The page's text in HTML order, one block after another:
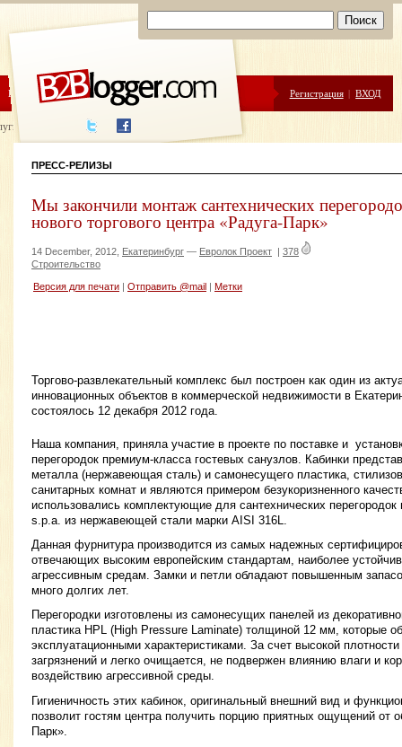
ЦЕНЫ ПОМОЩЬ Регистрация | ВХОД
написания
ПРЕСС-РЕЛИЗЫ
Мы закончили монтаж сантехнических
нового торгового центра «Радуга-Парк»
14 December, 2012, Екатеринбург — Евролок Проект | 378
Строительство
Версия для печати Отправить @mail Метки
Торгово-развлекательный комплекс был построен как один из
инновационных объектов в коммерческой недвижимости в
состоялось 12 декабря 2012 года.
Наша компания, приняла участие в проекте по поставке и
перегородок премиум-класса гостевых санузлов. Кабинки
металла (нержавеющая сталь) и самонесущего пластика,
санитарных комнат и являются примером безукоризненного
использовались комплектующие для сантехнических
s.p.a. из нержавеющей стали марки AISI 316L.
Данная фурнитура производится из самых надежных
отвечающих высоким европейским стандартам, наиболее
агрессивным средам. Замки и петли обладают повышенным
много долгих лет.
Перегородки изготовлены из самонесущих панелей из
пластика HPL (High Pressure Laminate) толщиной 12 мм, которые
эксплуатационными характеристиками. За счет высокой
загрязнений и легко очищается, не подвержен влиянию влаги и
воздействию агрессивной среды.
Гигиеничность этих кабинок, оригинальный внешний вид и
позволит гостям центра получить порцию приятных ощущений от
Парк».